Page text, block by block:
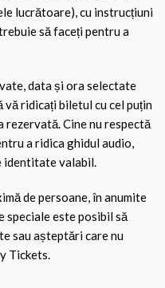
lucrătoare), cu instrucțiuni
să faceți pentru a
data și ora selectate
ridicați biletul cu cel puțin
Cine nu respectă
a ridica ghidul audio,
identitate valabil.
de persoane, în anumite
speciale este posibil să
sau așteptări care nu
Tickets.